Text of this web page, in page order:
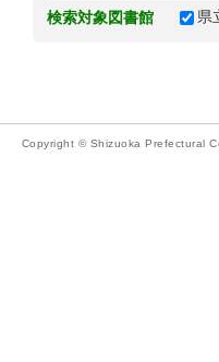
検索対象図書館 県
Copyright © Shizuoka Prefectural